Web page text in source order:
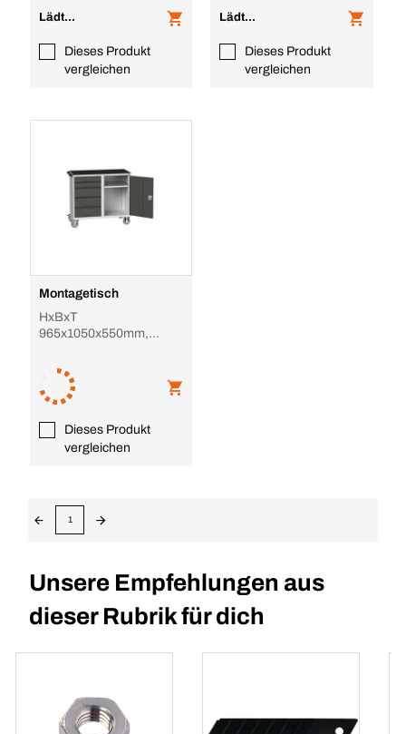
RAL7035
Lädt...
Dieses Produkt
vergleichen
Lädt...
Dieses Produkt
vergleichen
Montagetisch
HxBxT
965x1050x550mm,
5 Schubladen, Schrank,
Flügeltür
Dieses Produkt
vergleichen
1
Unsere Empfehlungen aus
dieser Rubrik für dich